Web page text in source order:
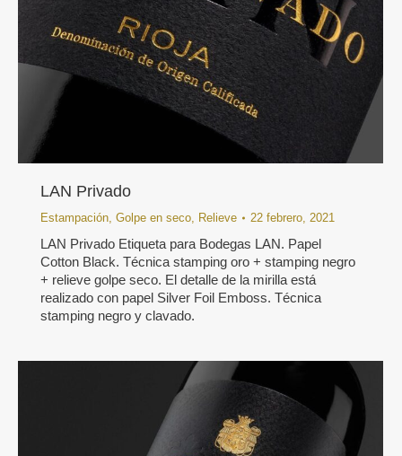
LAN Privado
Estampación, Golpe en seco, Relieve 22 febrero, 2021
LAN Privado Etiqueta para Bodegas LAN. Papel
Cotton Black. Técnica stamping oro + stamping negro
+ relieve golpe seco. El detalle de la mirilla está
realizado con papel Silver Foil Emboss. Técnica
stamping negro y clavado.